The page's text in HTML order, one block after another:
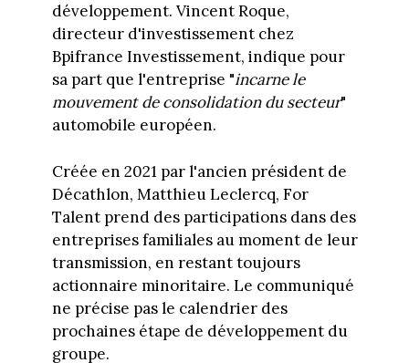
développement. Vincent Roque,
directeur d'investissement chez
Bpifrance Investissement, indique pour
sa part que l'entreprise "incarne le
mouvement de consolidation du secteur"
automobile européen.
Créée en 2021 par l'ancien président de
Décathlon, Matthieu Leclercq, For
Talent prend des participations dans des
entreprises familiales au moment de leur
transmission, en restant toujours
actionnaire minoritaire. Le communiqué
ne précise pas le calendrier des
prochaines étape de développement du
groupe.